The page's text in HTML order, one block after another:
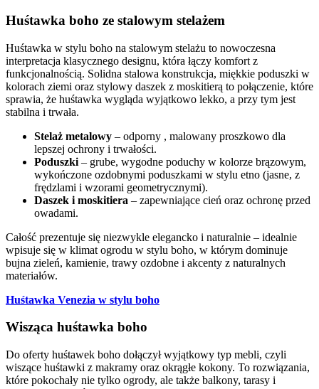
Huśtawka boho ze stalowym stelażem
Huśtawka w stylu boho na stalowym stelażu to nowoczesna
interpretacja klasycznego designu, która łączy komfort z
funkcjonalnością. Solidna stalowa konstrukcja, miękkie poduszki w
kolorach ziemi oraz stylowy daszek z moskitierą to połączenie, które
sprawia, że huśtawka wygląda wyjątkowo lekko, a przy tym jest
stabilna i trwała.
Stelaż metalowy – odporny , malowany proszkowo dla
lepszej ochrony i trwałości.
Poduszki – grube, wygodne poduchy w kolorze brązowym,
wykończone ozdobnymi poduszkami w stylu etno (jasne, z
frędzlami i wzorami geometrycznymi).
Daszek i moskitiera – zapewniające cień oraz ochronę przed
owadami.
Całość prezentuje się niezwykle elegancko i naturalnie – idealnie
wpisuje się w klimat ogrodu w stylu boho, w którym dominuje
bujna zieleń, kamienie, trawy ozdobne i akcenty z naturalnych
materiałów.
Huśtawka Venezia w stylu boho
Wisząca huśtawka boho
Do oferty huśtawek boho dołączył wyjątkowy typ mebli, czyli
wiszące huśtawki z makramy oraz okrągłe kokony. To rozwiązania,
które pokochały nie tylko ogrody, ale także balkony, tarasy i